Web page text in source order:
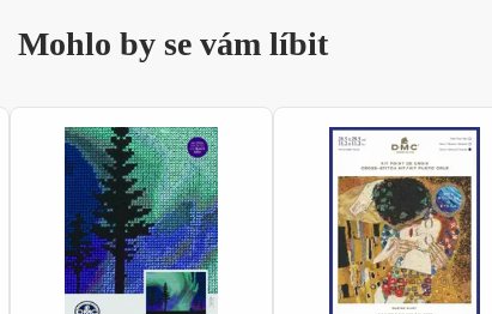
Mohlo by se vám líbit